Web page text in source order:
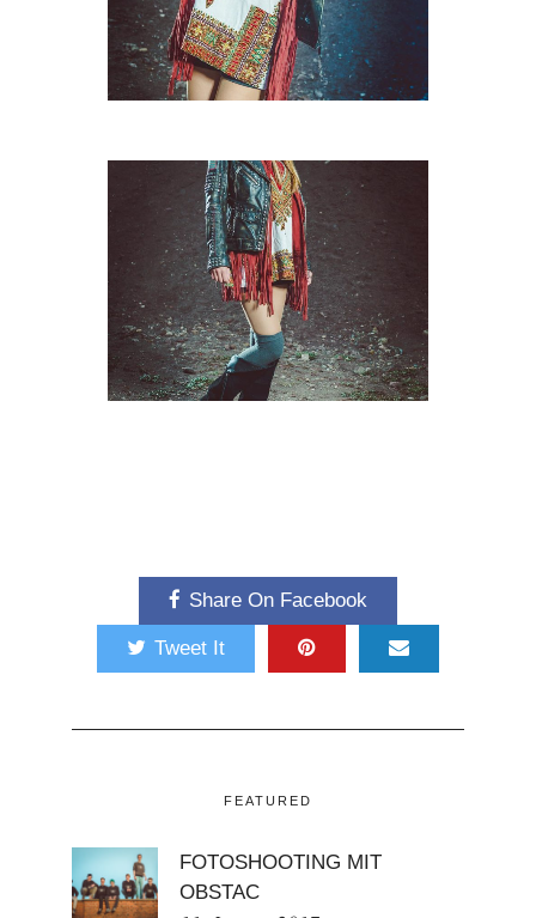
Share On Facebook
Tweet It
FEATURED
FOTOSHOOTING MIT
OBSTAC